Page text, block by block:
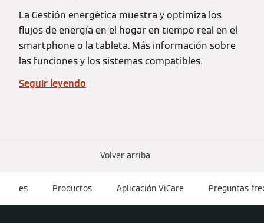
La Gestión energética muestra y optimiza los
flujos de energía en el hogar en tiempo real en el
smartphone o la tableta. Más información sobre
las funciones y los sistemas compatibles.
Seguir leyendo
Volver arriba
es Productos Aplicación ViCare Preguntas